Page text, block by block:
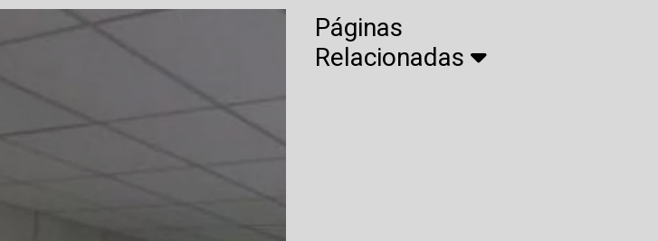
Páginas
Relacionadas